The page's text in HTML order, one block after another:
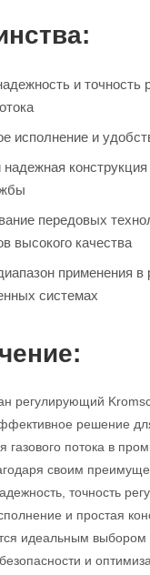
и точность
исполнение и
конструкция
передовых
высокого качества
применения в
системах
регулирующий
решение
газового потока в
своим
точность
и простая
идеальным выбором
и